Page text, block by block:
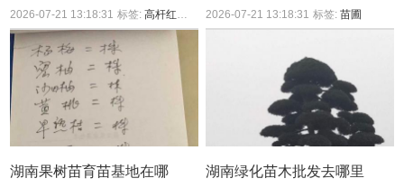
2026-07-21 13:18:31 标签:高杆红叶石楠 2026-07-21 13:18:31 标签:苗圃
湖南果树苗育苗基地在哪 湖南绿化苗木批发去哪里